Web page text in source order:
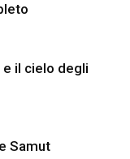
e il cielo degli
Samut